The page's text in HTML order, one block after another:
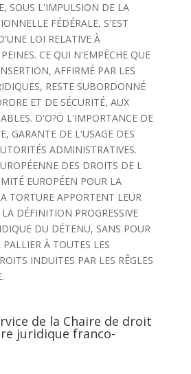
SOUS L'IMPULSION DE LA
FÉDÉRALE, S'EST
LOI RELATIVE À
CE QUI N'EMPÈCHE QUE
AFFIRMÉ PAR LES
RESTE SUBORDONNÉ
ET DE SÉCURITÉ, AUX
D'O?Ö L'IMPORTANCE DE
GARANTE DE L'USAGE DES
ADMINISTRATIVES.
DES DROITS DE L
EUROPÉEN POUR LA
TORTURE APPORTENT LEUR
DÉFINITION PROGRESSIVE
DU DÉTENU, SANS POUR
À TOUTES LES
INDUITES PAR LES RÊGLES
de la Chaire de droit
juridique franco-